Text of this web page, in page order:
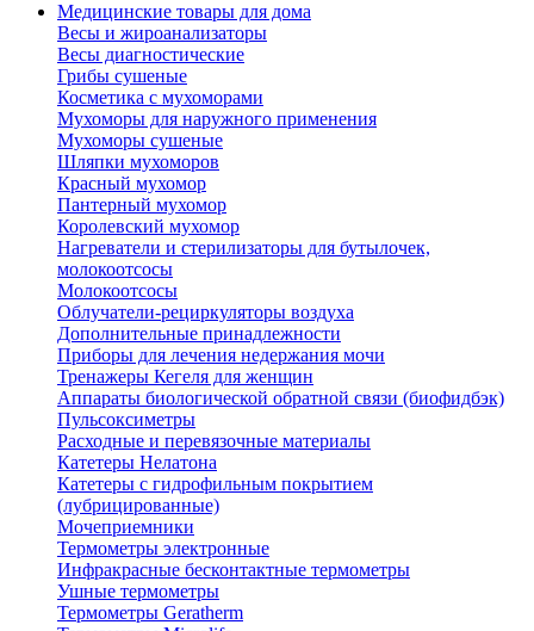
Медицинские товары для дома
Весы и жироанализаторы
Весы диагностические
Грибы сушеные
Косметика с мухоморами
Мухоморы для наружного применения
Мухоморы сушеные
Шляпки мухоморов
Красный мухомор
Пантерный мухомор
Королевский мухомор
Нагреватели и стерилизаторы для бутылочек,
молокоотсосы
Молокоотсосы
Облучатели-рециркуляторы воздуха
Дополнительные принадлежности
Приборы для лечения недержания мочи
Тренажеры Кегеля для женщин
Аппараты биологической обратной связи (биофидбэк)
Пульсоксиметры
Расходные и перевязочные материалы
Катетеры Нелатона
Катетеры с гидрофильным покрытием
(лубрицированные)
Мочеприемники
Термометры электронные
Инфракрасные бесконтактные термометры
Ушные термометры
Термометры Geratherm